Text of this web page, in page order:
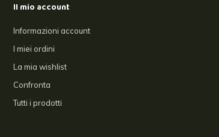
Il mio account
Informazioni account
I miei ordini
La mia wishlist
Confronta
Tutti i prodotti